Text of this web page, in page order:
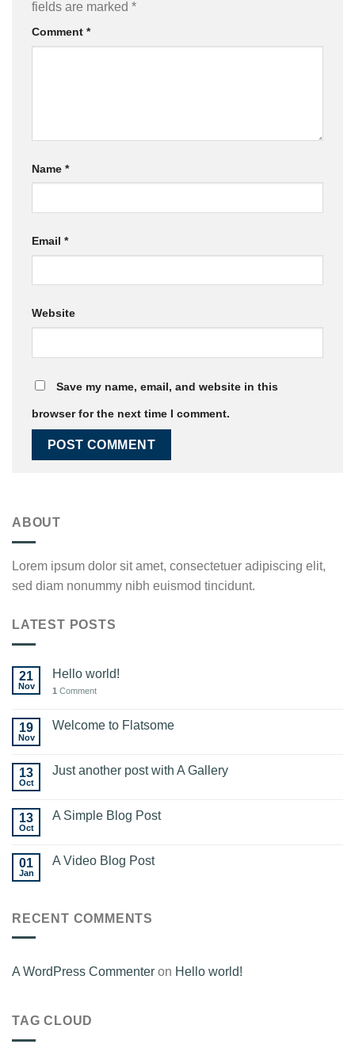
fields are marked *
Comment *
Name *
Email *
Website
Save my name, email, and website in this
browser for the next time I comment.
ABOUT
Lorem ipsum dolor sit amet, consectetuer adipiscing elit,
sed diam nonummy nibh euismod tincidunt.
LATEST POSTS
21
Nov
Hello world!
1 Comment
19
Nov
Welcome to Flatsome
13
Oct
Just another post with A Gallery
13
Oct
A Simple Blog Post
01
Jan
A Video Blog Post
RECENT COMMENTS
A WordPress Commenter on Hello world!
TAG CLOUD